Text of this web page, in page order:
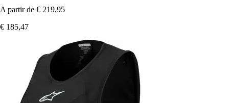
A partir de € 219,95
€ 185,47